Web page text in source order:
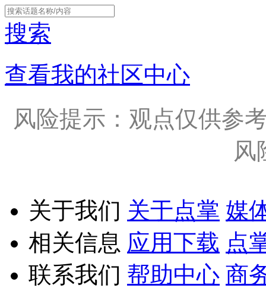
搜索
查看我的社区中心
风险提示：观点仅供参
风
关于我们 关于点掌 媒
相关信息 应用下载 点
联系我们 帮助中心 商